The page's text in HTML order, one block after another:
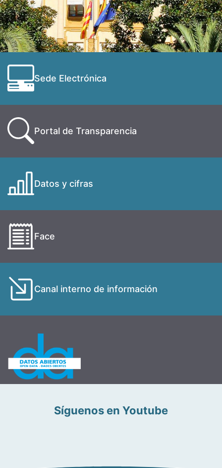
Sede Electrónica
Portal de Transparencia
Datos y cifras
Face
Canal interno de información
Síguenos en Youtube